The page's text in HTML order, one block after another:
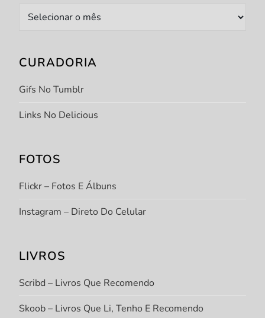
Arquivo
CURADORIA
Gifs No Tumblr
Links No Delicious
FOTOS
Flickr – Fotos E Álbuns
Instagram – Direto Do Celular
LIVROS
Scribd – Livros Que Recomendo
Skoob – Livros Que Li, Tenho E Recomendo